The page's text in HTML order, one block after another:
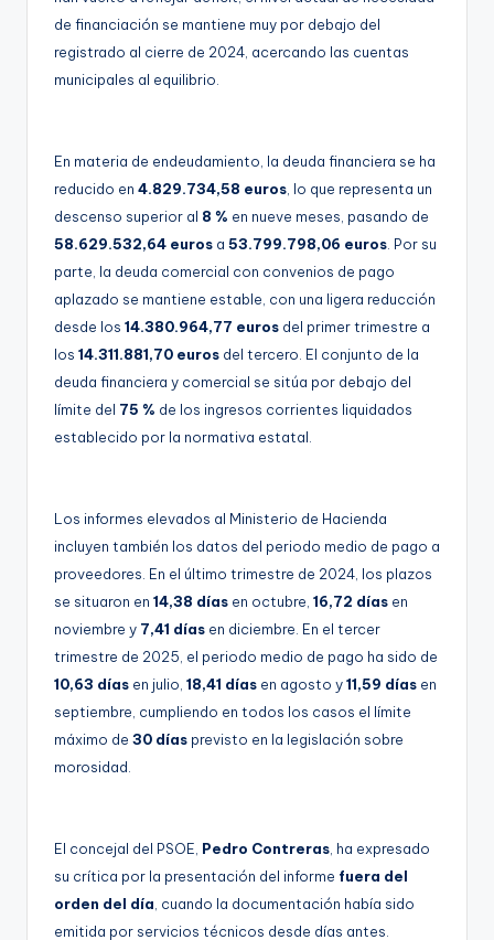
de financiación se mantiene muy por debajo del
registrado al cierre de 2024, acercando las cuentas
municipales al equilibrio.
En materia de endeudamiento, la deuda financiera se ha
reducido en 4.829.734,58 euros, lo que representa un
descenso superior al 8 % en nueve meses, pasando de
58.629.532,64 euros a 53.799.798,06 euros. Por su
parte, la deuda comercial con convenios de pago
aplazado se mantiene estable, con una ligera reducción
desde los 14.380.964,77 euros del primer trimestre a
los 14.311.881,70 euros del tercero. El conjunto de la
deuda financiera y comercial se sitúa por debajo del
límite del 75 % de los ingresos corrientes liquidados
establecido por la normativa estatal.
Los informes elevados al Ministerio de Hacienda
incluyen también los datos del periodo medio de pago a
proveedores. En el último trimestre de 2024, los plazos
se situaron en 14,38 días en octubre, 16,72 días en
noviembre y 7,41 días en diciembre. En el tercer
trimestre de 2025, el periodo medio de pago ha sido de
10,63 días en julio, 18,41 días en agosto y11,59 días en
septiembre, cumpliendo en todos los casos el límite
máximo de 30 días previsto en la legislación sobre
morosidad.
El concejal del PSOE, Pedro Contreras, ha expresado
su crítica por la presentación del informe fuera del
orden del día, cuando la documentación había sido
emitida por servicios técnicos desde días antes.